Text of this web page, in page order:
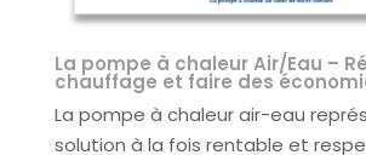
La pompe à chaleur Air/Eau –
chauffage et faire des
La pompe à chaleurair-eau
solution à la fois rentable et